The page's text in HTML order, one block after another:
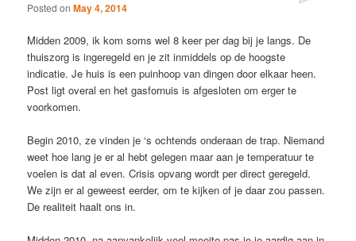
Posted onMay 4, 2014
Midden 2009, ik kom soms wel 8 keer per dag bij je langs. De
thuiszorg is ingeregeld en je zit inmiddels op de hoogste
indicatie. Je huis is een puinhoop van dingen door elkaar heen.
Post ligt overal en het gasfornuis is afgesloten om erger te
voorkomen.
Begin 2010, ze vinden je ‘s ochtends onderaan de trap. Niemand
weet hoe lang je er al hebt gelegen maar aan je temperatuur te
voelen is dat al even. Crisis opvang wordt per direct geregeld.
We zijn er al geweest eerder, om te kijken of je daar zou passen.
De realiteit haalt ons in.